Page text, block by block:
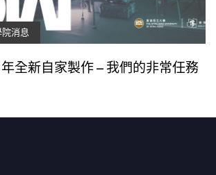
院消息
全新自家製作 – 我們的非常任務